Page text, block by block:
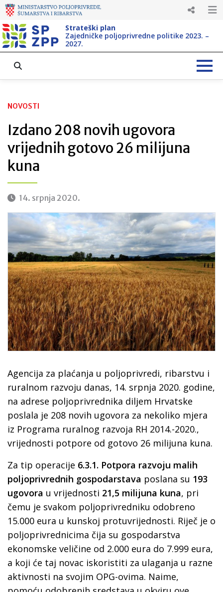
Strateški plan
Zajedničke poljoprivredne politike 2023. –
2027.
NOVOSTI
Izdano 208 novih ugovora
vrijednih gotovo 26 milijuna
kuna
14. srpnja 2020.
Agencija za plaćanja u poljoprivredi, ribarstvu i
ruralnom razvoju danas, 14. srpnja 2020. godine,
na adrese poljoprivrednika diljem Hrvatske
poslala je 208 novih ugovora za nekoliko mjera
iz Programa ruralnog razvoja RH 2014.-2020.,
vrijednosti potpore od gotovo 26 milijuna kuna.
Za tip operacije 6.3.1. Potpora razvoju malih
poljoprivrednih gospodarstava poslana su 193
ugovora u vrijednosti 21,5 milijuna kuna, pri
čemu je svakom poljoprivredniku odobreno
15.000 eura u kunskoj protuvrijednosti. Riječ je o
poljoprivrednicima čija su gospodarstva
ekonomske veličine od 2.000 eura do 7.999 eura,
a koji će taj novac iskoristiti za ulaganja u razne
aktivnosti na svojim OPG-ovima. Naime,